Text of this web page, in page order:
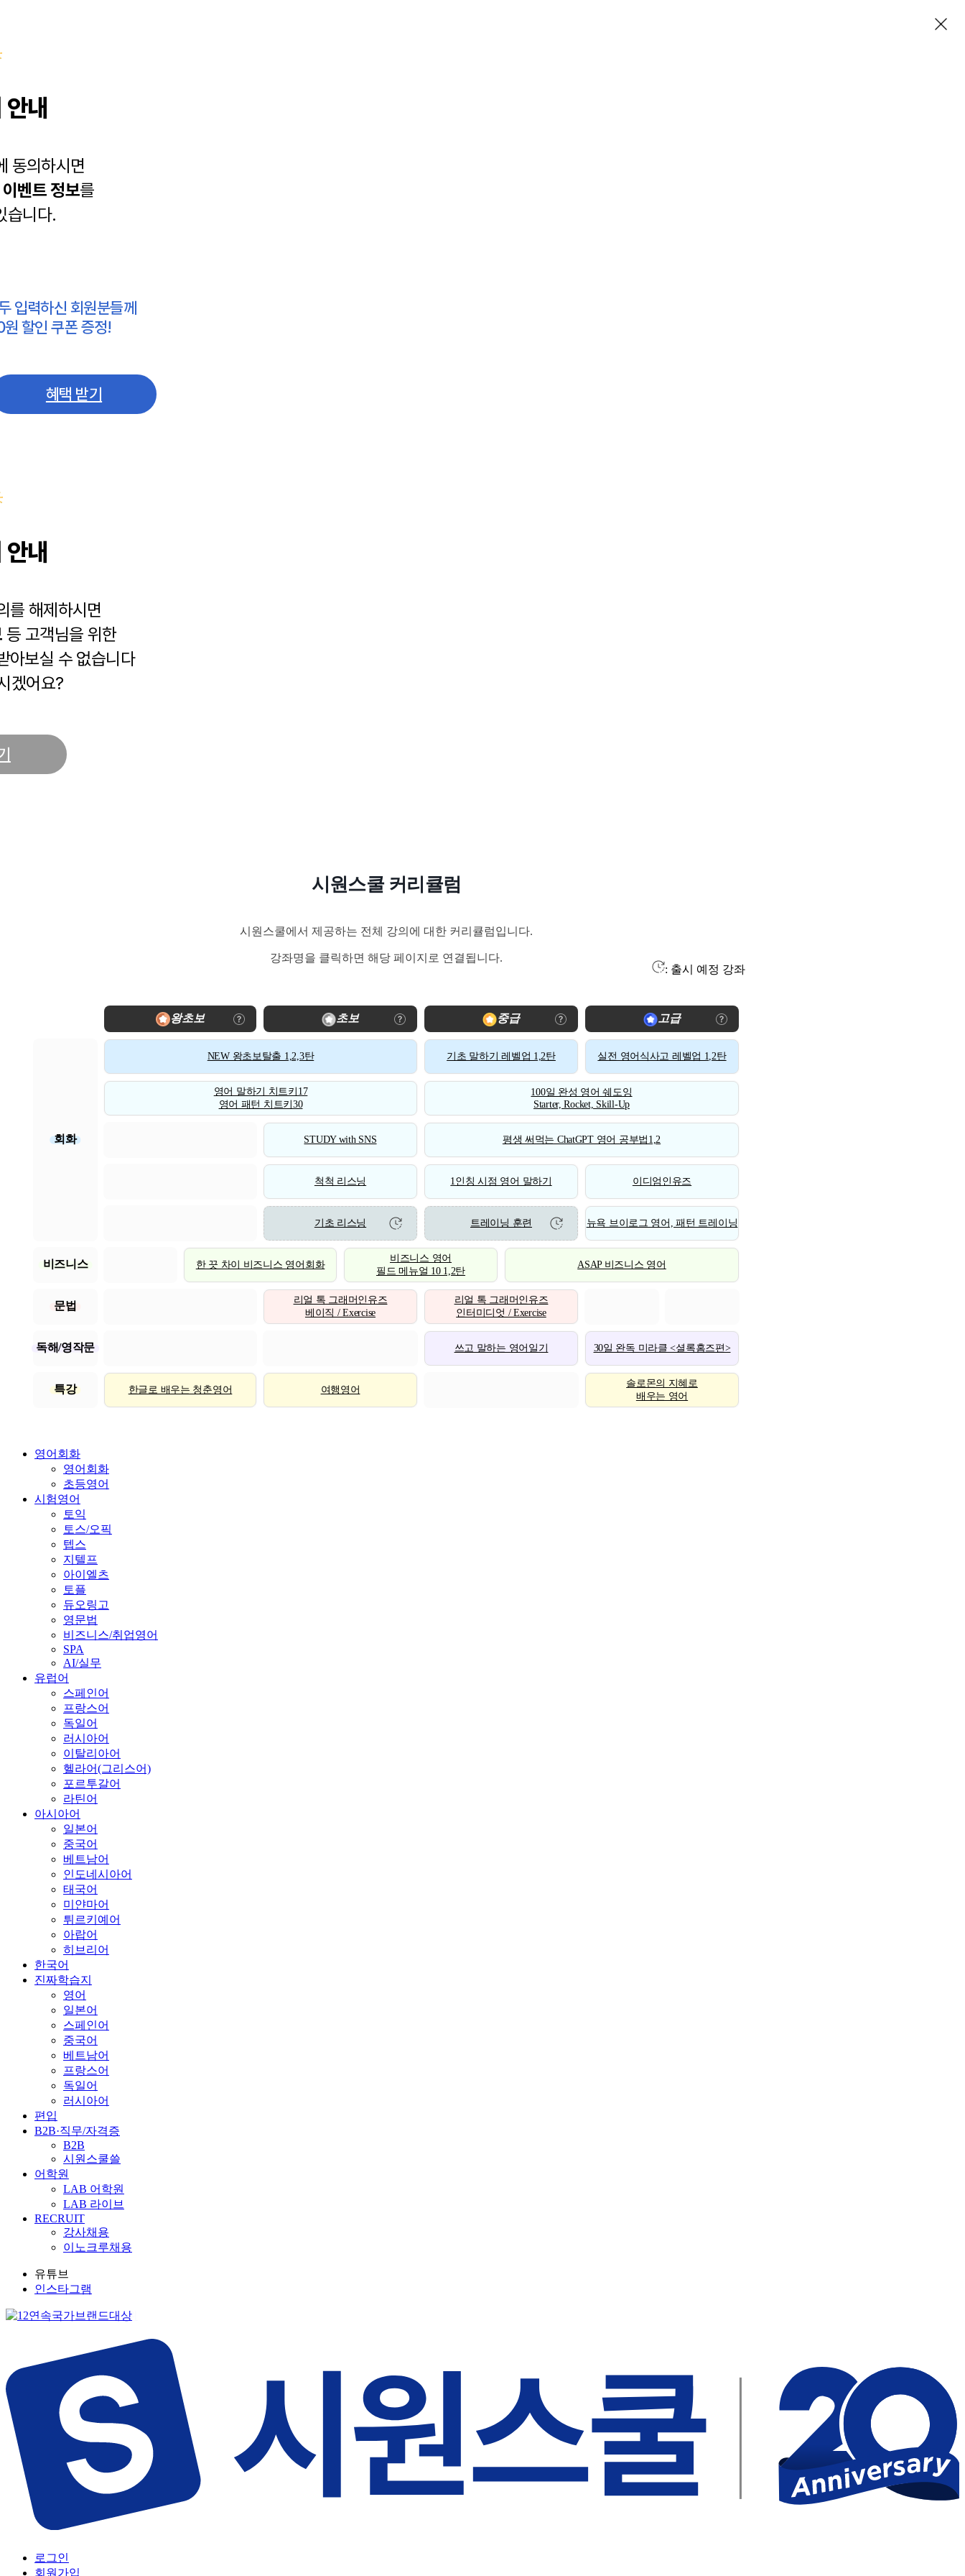
내
동의하시면
이벤트 정보를
습니다.
입력하신 회원분들께
할인 쿠폰 증정!
혜택 받기
내
를 해제하시면
등 고객님을 위한
아보실 수 없습니다
겠어요?
시원스쿨 커리큘럼
시원스쿨에서 제공하는 전체 강의에 대한 커리큘럼입니다.
강좌명을 클릭하면 해당 페이지로 연결됩니다.
: 출시 예정 강좌
왕초보 초보 중급 고급
회화
NEW 왕초보탈출 1,2,3탄 기초 말하기 레벨업 1,2탄 실전 영어식사고 레벨업 1,2탄
영어 말하기 치트키17
영어 패턴 치트키30
100일 완성 영어 쉐도잉
Starter, Rocket, Skill-Up
STUDY with SNS 평생 써먹는 ChatGPT 영어 공부법1,2
척척 리스닝 1인칭 시점 영어 말하기 이디엄인유즈
기초 리스닝 트레이닝 훈련 뉴욕 브이로그 영어, 패턴 트레이닝
비즈니스 한 끗 차이 비즈니스 영어회화
비즈니스 영어
필드 메뉴얼 10 1,2탄
ASAP 비즈니스 영어
문법
리얼 톡 그래머인유즈
베이직 / Exercise
리얼 톡 그래머인유즈
인터미디엇 / Exercise
독해/영작문 쓰고 말하는 영어일기 30일 완독 미라클 <셜록홈즈편>
특강 한글로 배우는 청춘영어 여행영어
솔로몬의 지혜로
배우는 영어
영어회화
영어회화
초등영어
시험영어
토익
토스/오픽
텝스
지텔프
아이엘츠
토플
듀오링고
영문법
비즈니스/취업영어
SPA
AI/실무
유럽어
스페인어
프랑스어
독일어
러시아어
이탈리아어
헬라어(그리스어)
포르투갈어
라틴어
아시아어
일본어
중국어
베트남어
인도네시아어
태국어
미얀마어
튀르키예어
아랍어
히브리어
한국어
진짜학습지
영어
일본어
스페인어
중국어
베트남어
프랑스어
독일어
러시아어
편입
B2B·직무/자격증
B2B
시원스쿨쓸
어학원
LAB 어학원
LAB 라이브
RECRUIT
강사채용
이노크루채용
유튜브
인스타그램
로그인
회원가입